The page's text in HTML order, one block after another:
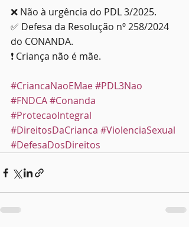
❌ Não à urgência do PDL 3/2025.
✅ Defesa da Resolução nº 258/2024
do CONANDA.
❗ Criança não é mãe.
#CriancaNaoEMae#PDL3Nao
#FNDCA#Conanda
#ProtecaoIntegral
#DireitosDaCrianca #ViolenciaSexual
#DefesaDosDireitos